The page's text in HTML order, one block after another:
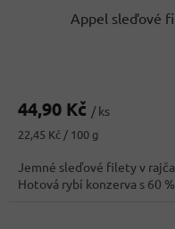
Appel sleďové
produktu
5,0
z
5
hvězdiček.
44,90 Kč / ks
Měrná
22,45 Kč / 100 g
Jemné sleďové filety v
Hotová rybí konzerva s 60